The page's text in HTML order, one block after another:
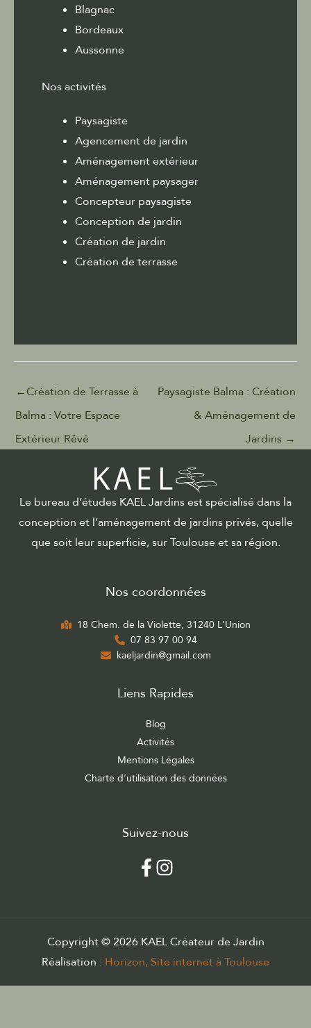
Blagnac
Bordeaux
Aussonne
Nos activités
Paysagiste
Agencement de jardin
Aménagement extérieur
Aménagement paysager
Concepteur paysagiste
Conception de jardin
Création de jardin
Création de terrasse
←Création de Terrasse à
Balma : Votre Espace
Extérieur Rêvé
Paysagiste Balma : Création
& Aménagement de
Jardins →
Le bureau d’études KAEL Jardins est spécialisé dans la
conception et l’aménagement de jardins privés, quelle
que soit leur superficie, sur Toulouse et sa région.
Nos coordonnées
18 Chem. de la Violette, 31240 L'Union
07 83 97 00 94
kaeljardin@gmail.com
Liens Rapides
Blog
Activités
Mentions Légales
Charte d’utilisation des données
Suivez-nous
Copyright © 2026 KAEL Créateur de Jardin
Réalisation : Horizon, Site internet à Toulouse